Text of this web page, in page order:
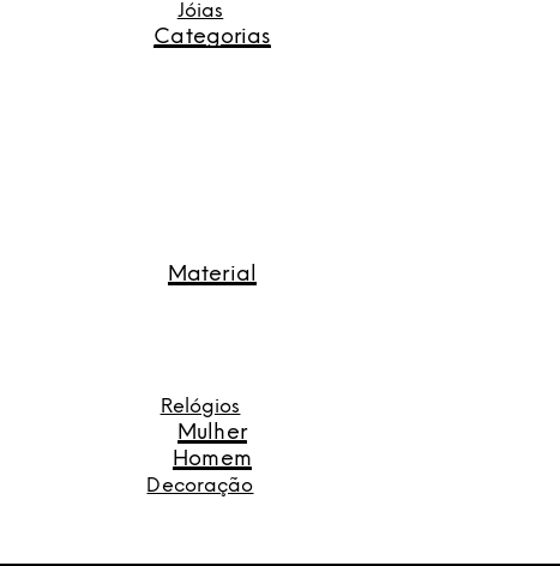
Jóias
Categorias
Material
Relógios
Mulher
Homem
Decoração